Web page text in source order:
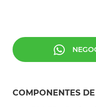
COMPONENTES